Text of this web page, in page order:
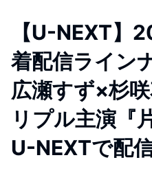
【U-NEXT】
着配信ライン
広瀬すず×杉
リプル主演『
U-NEXTで配